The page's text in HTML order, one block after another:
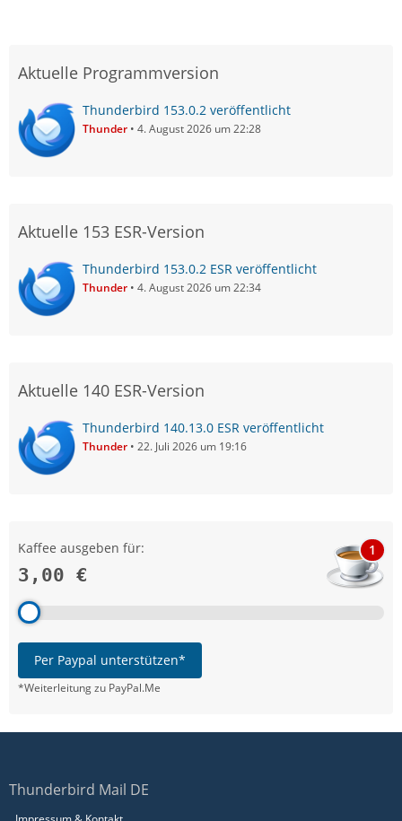
Aktuelle Programmversion
Thunderbird 153.0.2 veröffentlicht
Thunder 4. August 2026 um 22:28
Aktuelle 153 ESR-Version
Thunderbird 153.0.2 ESR veröffentlicht
Thunder 4. August 2026 um 22:34
Aktuelle 140 ESR-Version
Thunderbird 140.13.0 ESR veröffentlicht
Thunder 22. Juli 2026 um 19:16
Kaffee ausgeben für:
3,00 €
1
Per Paypal unterstützen*
*Weiterleitung zu PayPal.Me
Thunderbird Mail DE